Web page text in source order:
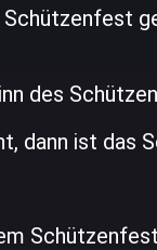
des
dann ist